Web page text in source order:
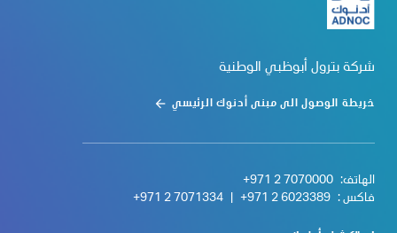
شركة بترول أبوظبي الوطنية
خريطة الوصول الى مبنى أدنوك الرئيسي
الهاتف: +971 2 7070000
فاكس : +971 2 6023389
+971 2 7071334